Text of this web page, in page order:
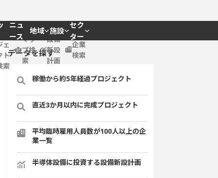
ニュ
ース
地域 施設
セク
ター
ェ
ト
索
マッ
プ検
索
設備
新設
計画
企業
検索
データを探す
稼働から約5年経過プロジェクト
直近3か月以内に完成プロジェクト
平均臨時雇用人員数が100人以上の企
業一覧
半導体設備に投資する設備新設計画